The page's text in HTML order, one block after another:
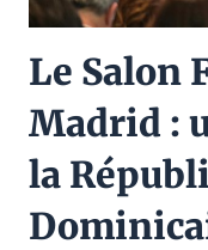
Le Salon
Madrid :
la